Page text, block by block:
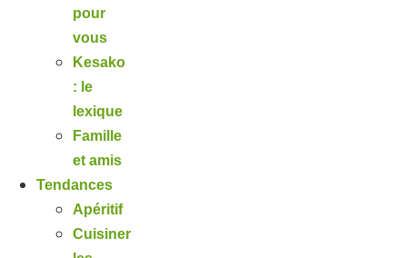
pour
vous
Kesako
: le
lexique
Famille
et amis
Tendances
Apéritif
Cuisiner